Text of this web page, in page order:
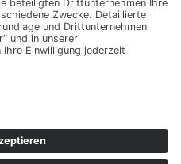
Der Tech Tester